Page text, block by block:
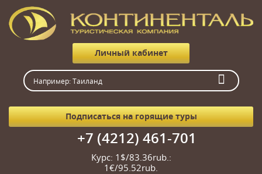
Личный кабинет
Подписаться на горящие туры
+7 (4212) 461-701
Курс: 1$/83.36rub.:
1€/95.52rub.